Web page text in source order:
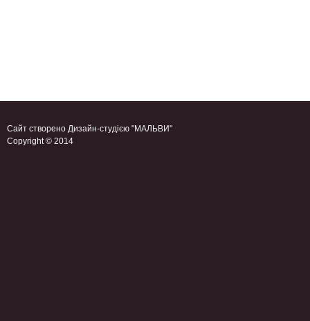
Сайт створено Дизайн-студією "МАЛЬВИ"
Copyright © 2014